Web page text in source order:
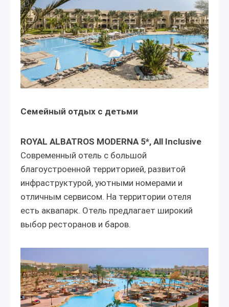
Семейный отдых с детьми
ROYAL ALBATROS MODERNA 5*, All Inclusive
Современный отель с большой
благоустроенной территорией, развитой
инфраструктурой, уютными номерами и
отличным сервисом. На территории отеля
есть аквапарк. Отель предлагает широкий
выбор ресторанов и баров.